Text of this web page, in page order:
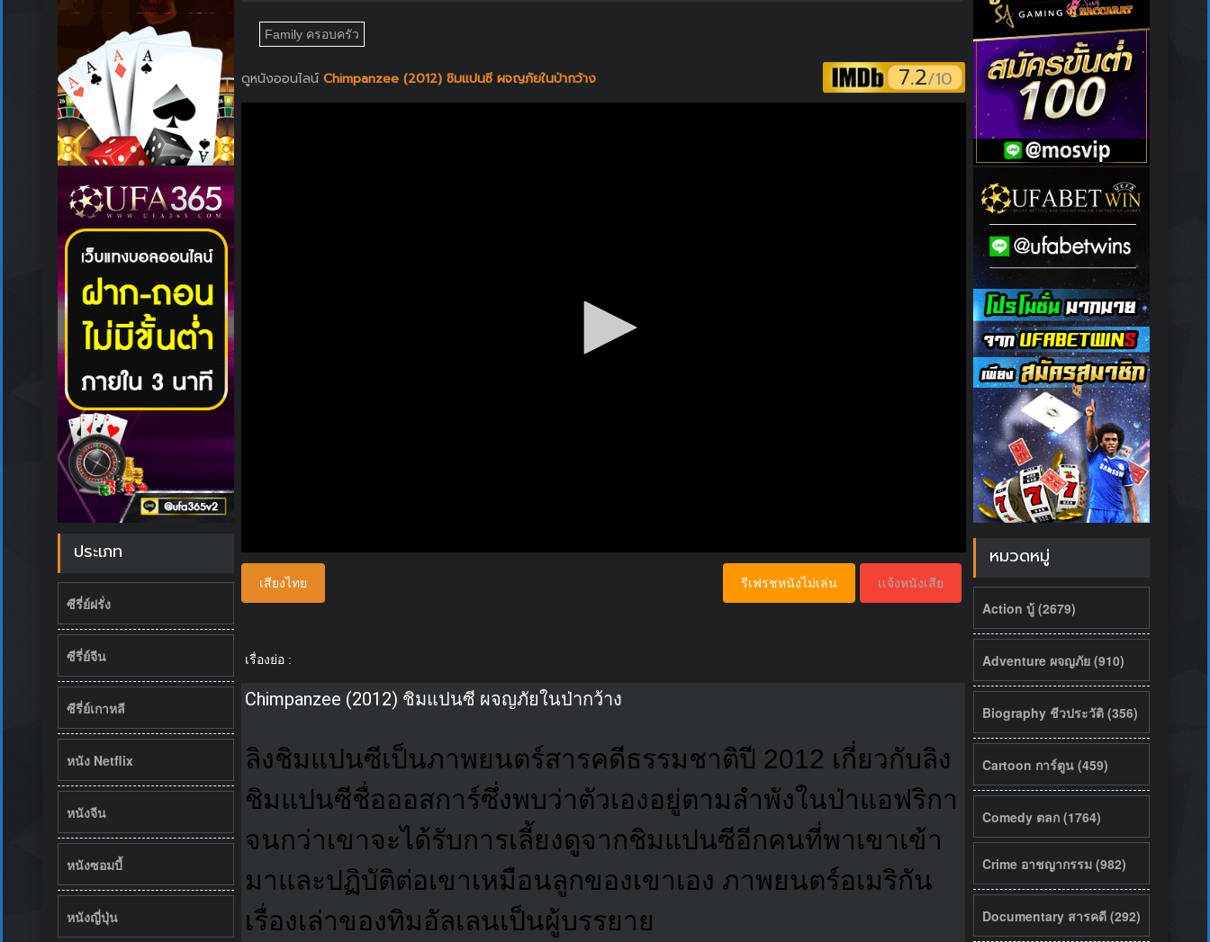
ประเภท
ซีรี่ย์ฝรั่ง
ซีรี่ย์จีน
ซีรี่ย์เกาหลี
หนัง Netflix
หนังจีน
หนังซอมบี้
หนังญี่ปุ่น
Family ครอบครัว
ดูหนังออนไลน์Chimpanzee (2012) ชิมแปนซี ผจญภัยในป่ากว้าง 7.2/10
เสียงไทย เเจ้งหนังเสีย
รีเฟรชหนังไม่เล่น
เรื่องย่อ :
Chimpanzee (2012) ชิมแปนซี ผจญภัยในป่ากว้าง
ลิงชิมแปนซีเป็นภาพยนตร์สารคดีธรรมชาติปี 2012 เกี่ยวกับลิง
ชิมแปนซีชื่อออสการ์ซึ่งพบว่าตัวเองอยู่ตามลำพังในป่าแอฟริกา
จนกว่าเขาจะได้รับการเลี้ยงดูจากชิมแปนซีอีกคนที่พาเขาเข้า
มาและปฏิบัติต่อเขาเหมือนลูกของเขาเอง ภาพยนตร์อเมริกัน
เรื่องเล่าของทิมอัลเลนเป็นผู้บรรยาย
หมวดหมู่
Action บู้ (2679)
Adventure ผจญภัย (910)
Biography ชีวประวัติ (356)
Cartoon การ์ตูน (459)
Comedy ตลก (1764)
Crime อาชญากรรม (982)
Documentary สารคดี (292)